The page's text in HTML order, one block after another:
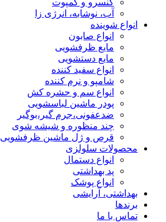
کنسرو و کمپوت
آب، نوشابه، انرژی زا
انواع شوینده
انواع صابون
مایع ظرفشویی
مایع دستشویی
انواع سفید کننده
شامپو و نرم کننده
انواع سم و حشره کش
پودر ماشین لباسشویی
ضدعفونی،جرم گیر،بوگیر
چند منظوره و شیشه شوی
قرص و ژل ماشین ظرفشویی
محصولات سلولزی
انواع دستمال
پد بهداشتی
انواع پوشک
بهداشتی، آرایشی
برندها
تماس با ما